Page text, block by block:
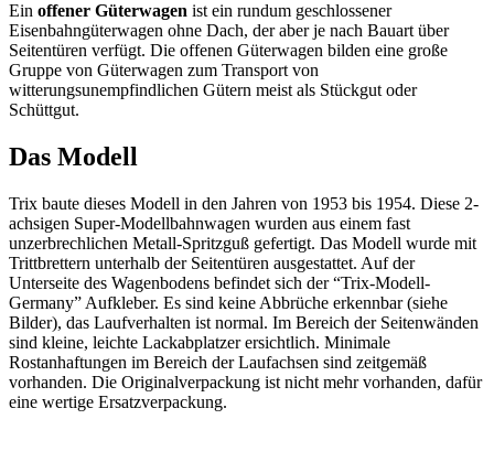
Ein offener Güterwagen ist ein rundum geschlossener
Eisenbahngüterwagen ohne Dach, der aber je nach Bauart über
Seitentüren verfügt. Die offenen Güterwagen bilden eine große
Gruppe von Güterwagen zum Transport von
witterungsunempfindlichen Gütern meist als Stückgut oder
Schüttgut.
Das Modell
Trix baute dieses Modell in den Jahren von 1953 bis 1954. Diese 2-
achsigen Super-Modellbahnwagen wurden aus einem fast
unzerbrechlichen Metall-Spritzguß gefertigt. Das Modell wurde mit
Trittbrettern unterhalb der Seitentüren ausgestattet. Auf der
Unterseite des Wagenbodens befindet sich der “Trix-Modell-
Germany” Aufkleber. Es sind keine Abbrüche erkennbar (siehe
Bilder), das Laufverhalten ist normal. Im Bereich der Seitenwänden
sind kleine, leichte Lackabplatzer ersichtlich. Minimale
Rostanhaftungen im Bereich der Laufachsen sind zeitgemäß
vorhanden. Die Originalverpackung ist nicht mehr vorhanden, dafür
eine wertige Ersatzverpackung.